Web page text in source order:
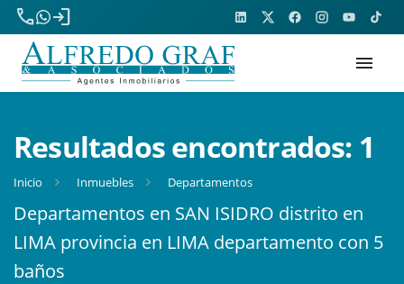
phone
login
menu
Resultados encontrados: 1
Inicio Inmuebles Departamentos
Departamentos en SAN ISIDRO distrito en
LIMA provincia en LIMA departamento con 5
baños